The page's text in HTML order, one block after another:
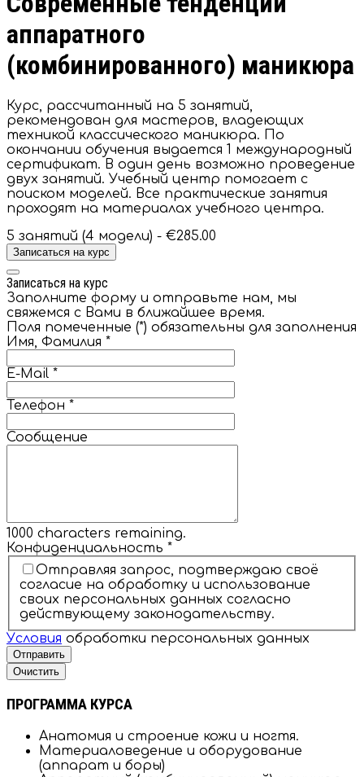
аппаратного
(комбинированного) маникюра
Курс, рассчитанный на 5 занятий,
рекомендован для мастеров, владеющих
техникой классического маникюра. По
окончании обучения выдается 1 международный
сертификат. В один день возможно проведение
двух занятий. Учебный центр помогает с
поиском моделей. Все практические занятия
проходят на материалах учебного центра.
5 занятий (4 модели) - €285.00
Записаться на курс
Записаться на курс
Заполните форму и отправьте нам, мы
свяжемся с Вами в ближайшее время.
Поля помеченные (*) обязательны для заполнения
Имя, Фамилия *
E-Mail *
Телефон *
Сообщение
1000 characters remaining.
Конфиденциальность *
Отправляя запрос, подтверждаю своё
согласие на обработку и использование
своих персональных данных согласно
действующему законодательству.
Условия обработки персональных данных
Отправить
Очистить
ПРОГРАММА КУРСА
Анатомия и строение кожи и ногтя.
Материаловедение и оборудование
(аппарат и боры)